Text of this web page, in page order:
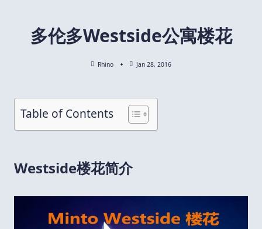
多伦多Westside公寓楼花
Rhino Jan 28, 2016
Table of Contents
Westside楼花简介